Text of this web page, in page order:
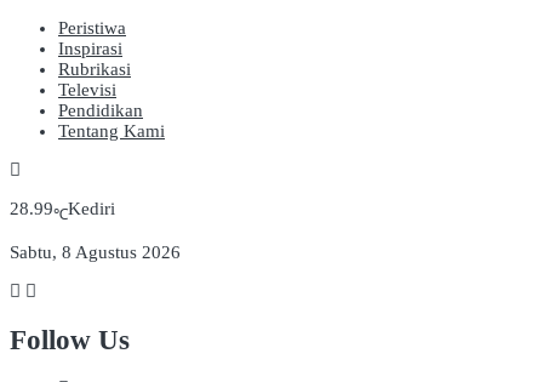
Peristiwa
Inspirasi
Rubrikasi
Televisi
Pendidikan
Tentang Kami
28.99℃Kediri
Sabtu, 8 Agustus 2026
Follow Us